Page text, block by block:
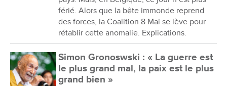
férié. Alors que la bête immonde reprend
des forces, la Coalition 8 Mai se lève pour
rétablir cette anomalie. Explications.
Simon Gronoswski : « La guerre est
le plus grand mal, la paix est le plus
grand bien »